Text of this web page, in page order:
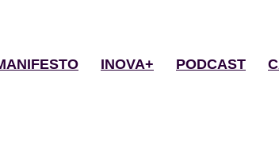
INOVA+ PODCAST